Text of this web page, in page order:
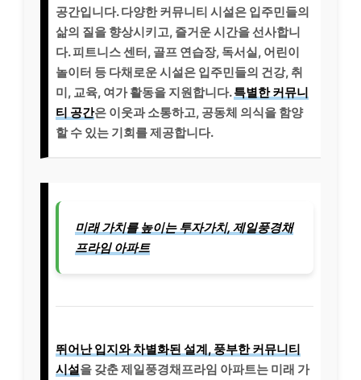
공간입니다. 다양한 커뮤니티 시설은 입주민들의
삶의 질을 향상시키고, 즐거운 시간을 선사합니
다. 피트니스 센터, 골프 연습장, 독서실, 어린이
놀이터 등 다채로운 시설은 입주민들의 건강, 취
미, 교육, 여가 활동을 지원합니다.특별한 커뮤니
티 공간은 이웃과 소통하고, 공동체 의식을 함양
할 수 있는 기회를 제공합니다.
미래 가치를 높이는 투자가치, 제일풍경채
프라임 아파트
뛰어난 입지와 차별화된 설계, 풍부한 커뮤니티
시설을 갖춘 제일풍경채프라임 아파트는 미래 가